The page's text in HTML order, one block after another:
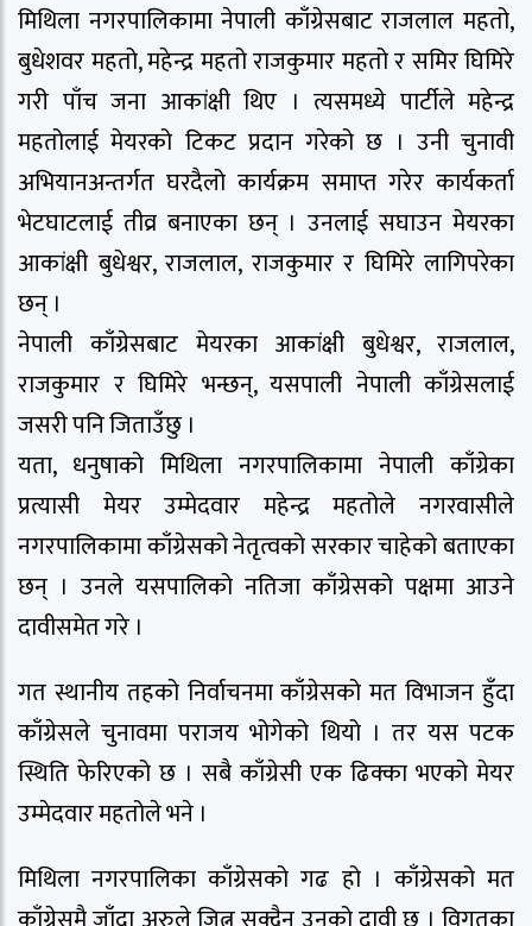
मिथिला नगरपालिकामा नेपाली काँग्रेसबाट राजलाल महतो,
बुधेशवर महतो, महेन्द्र महतो राजकुमार महतो र समिर घिमिरे
गरी पाँच जना आकांक्षी थिए । त्यसमध्ये पार्टीले महेन्द्र
महतोलाई मेयरको टिकट प्रदान गरेको छ । उनी चुनावी
अभियानअन्तर्गत घरदैलो कार्यक्रम समाप्त गरेर कार्यकर्ता
भेटघाटलाई तीव्र बनाएका छन् । उनलाई सघाउन मेयरका
आकांक्षी बुधेश्वर, राजलाल, राजकुमार र घिमिरे लागिपरेका
छन् ।
नेपाली काँग्रेसबाट मेयरका आकांक्षी बुधेश्वर, राजलाल,
राजकुमार र घिमिरे भन्छन्, यसपाली नेपाली काँग्रेसलाई
जसरी पनि जिताउँछु ।
यता, धनुषाको मिथिला नगरपालिकामा नेपाली काँग्रेका
प्रत्यासी मेयर उम्मेदवार महेन्द्र महतोले नगरवासीले
नगरपालिकामा काँग्रेसको नेतृत्वको सरकार चाहेको बताएका
छन् । उनले यसपालिको नतिजा काँग्रेसको पक्षमा आउने
दावीसमेत गरे ।
गत स्थानीय तहको निर्वाचनमा काँग्रेसको मत विभाजन हुँदा
काँग्रेसले चुनावमा पराजय भोगेको थियो । तर यस पटक
स्थिति फेरिएको छ । सबै काँग्रेसी एक ढिक्का भएको मेयर
उम्मेदवार महतोले भने ।
मिथिला नगरपालिका काँग्रेसको गढ हो । काँग्रेसको मत